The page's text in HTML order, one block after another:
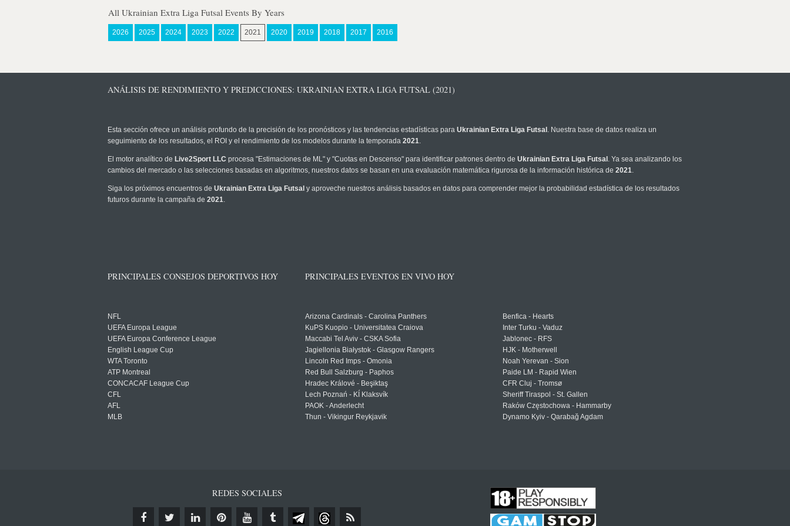
All Ukrainian Extra Liga Futsal Events By Years
2026 2025 2024 2023 2022 2021 2020 2019 2018 2017 2016
ANÁLISIS DE RENDIMIENTO Y PREDICCIONES: UKRAINIAN EXTRA LIGA FUTSAL (2021)
Esta sección ofrece un análisis profundo de la precisión de los pronósticos y las tendencias estadísticas para Ukrainian Extra Liga Futsal . Nuestra base de datos realiza un
seguimiento de los resultados, el ROI y el rendimiento de los modelos durante la temporada 2021.
El motor analítico de Live2Sport LLC procesa "Estimaciones de ML" y "Cuotas en Descenso" para identificar patrones dentro de Ukrainian Extra Liga Futsal . Ya sea analizando los
cambios del mercado o las selecciones basadas en algoritmos, nuestros datos se basan en una evaluación matemática rigurosa de la información histórica de 2021.
Siga los próximos encuentros de Ukrainian Extra Liga Futsal y aproveche nuestros análisis basados en datos para comprender mejor la probabilidad estadística de los resultados
futuros durante la campaña de 2021.
PRINCIPALES CONSEJOS DEPORTIVOS HOY
NFL
UEFA Europa League
UEFA Europa Conference League
English League Cup
WTA Toronto
ATP Montreal
CONCACAF League Cup
CFL
AFL
MLB
PRINCIPALES EVENTOS EN VIVO HOY
Arizona Cardinals - Carolina Panthers
KuPS Kuopio - Universitatea Craiova
Maccabi Tel Aviv - CSKA Sofia
Jagiellonia Białystok - Glasgow Rangers
Lincoln Red Imps - Omonia
Red Bull Salzburg - Paphos
Hradec Králové - Beşiktaş
Lech Poznań - KÍ Klaksvík
PAOK - Anderlecht
Thun - Vikingur Reykjavik
Benfica - Hearts
Inter Turku - Vaduz
Jablonec - RFS
HJK - Motherwell
Noah Yerevan - Sion
Paide LM - Rapid Wien
CFR Cluj - Tromsø
Sheriff Tiraspol - St. Gallen
Raków Częstochowa - Hammarby
Dynamo Kyiv - Qarabağ Agdam
REDES SOCIALES